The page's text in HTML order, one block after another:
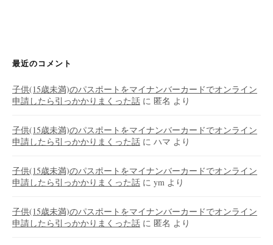
最近のコメント
子供(15歳未満)のパスポートをマイナンバーカードでオンライン
申請したら引っかかりまくった話 に 匿名 より
子供(15歳未満)のパスポートをマイナンバーカードでオンライン
申請したら引っかかりまくった話 に ハマ より
子供(15歳未満)のパスポートをマイナンバーカードでオンライン
申請したら引っかかりまくった話 に ym より
子供(15歳未満)のパスポートをマイナンバーカードでオンライン
申請したら引っかかりまくった話 に 匿名 より